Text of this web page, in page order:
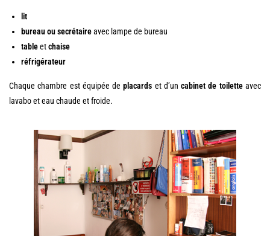
lit
bureau ou secrétaireavec lampe de bureau
tableetchaise
réfrigérateur
Chaque chambre est équipée deplacards et d’uncabinet de toiletteavec
lavabo et eau chaude et froide.